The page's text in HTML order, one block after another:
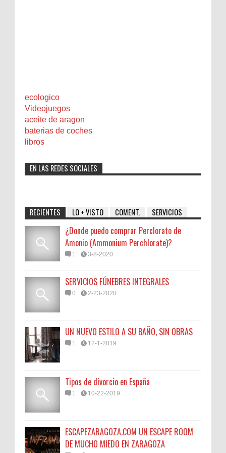
ecologico
Videojuegos
aceite de aragon
baterias de coches
libros
EN LAS REDES SOCIALES
RECIENTES LO + VISTO COMENT. SERVICIOS
¿Donde puedo comprar Perclorato de
Amonio (Ammonium Perchlorate)?
1 3-8-2020
SERVICIOS FÚNEBRES INTEGRALES
0 2-23-2020
UN NUEVO ESTILO A SU BAÑO, SIN OBRAS
1 12-1-2019
Tipos de divorcio en España
1 10-22-2019
ESCAPEZARAGOZA.COM UN ESCAPE ROOM
DE MUCHO MIEDO EN ZARAGOZA